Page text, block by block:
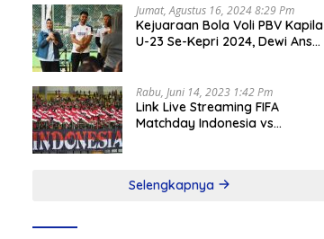
Jumat, Agustus 16, 2024 8:29 Pm
Kejuaraan Bola Voli PBV Kapila
U-23 Se-Kepri 2024, Dewi Ansar
Rabu, Juni 14, 2023 1:42 Pm
Link Live Streaming FIFA
Matchday Indonesia vs
Selengkapnya